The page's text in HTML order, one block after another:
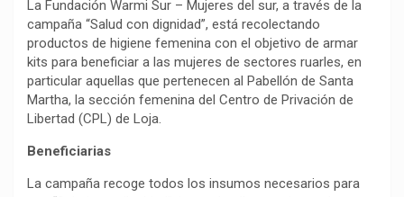
La Fundación Warmi Sur – Mujeres del sur, a través de la
campaña “Salud con dignidad”, está recolectando
productos de higiene femenina con el objetivo de armar
kits para beneficiar a las mujeres de sectores ruarles, en
particular aquellas que pertenecen al Pabellón de Santa
Martha, la sección femenina del Centro de Privación de
Libertad (CPL) de Loja.
Beneficiarias
La campaña recoge todos los insumos necesarios para